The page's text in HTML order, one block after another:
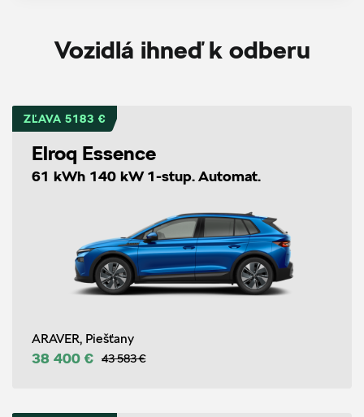
Vozidlá ihneď k odberu
ZĽAVA 5183 €
Elroq Essence
61 kWh 140 kW 1-stup. Automat.
ARAVER, Piešťany
38 400 € 43 583 €